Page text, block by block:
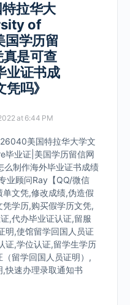
拉华大
of
学历留
是可查
业证书成
吗》
at 6:44 PM
美国特拉华大学文
业证|美国学历留信网
么制作海外毕业证书成绩
业顾问Ray【QQ/微信
文凭,修改成绩,伪造假
学历,购买假学历文凭,
,代办毕业证认证,留服
明,使馆留学回国人员证
证,学位认证,留学生学历
留学回国人员证明）,
快速办理录取通知书